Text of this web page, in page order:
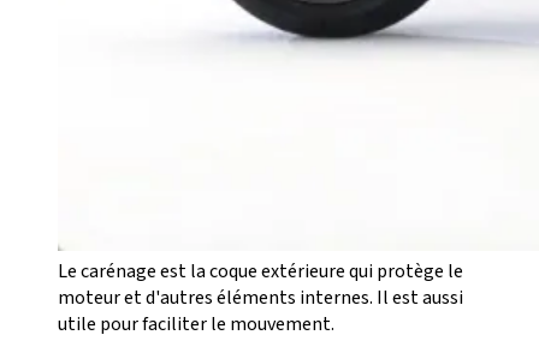
Le carénage est la coque extérieure qui protège le
moteur et d'autres éléments internes. Il est aussi
utile pour faciliter le mouvement.